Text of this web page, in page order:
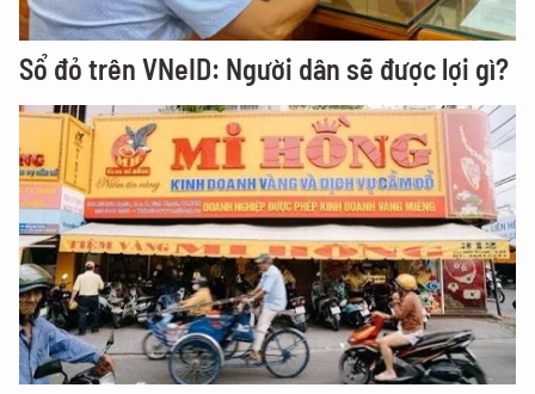
Sổ đỏ trên VNeID: Người dân sẽ được lợi gì?